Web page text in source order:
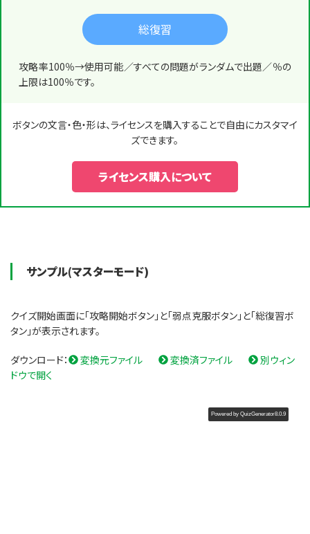
総復習
攻略率100％→使用可能／すべての問題がランダムで出題／％の
上限は100％です。
ボタンの文言・色・形は、ライセンスを購入することで自由にカスタマイ
ズできます。
ライセンス購入について
サンプル(マスターモード)
クイズ開始画面に「攻略開始ボタン」と「弱点克服ボタン」と「総復習ボ
タン」が表示されます。
ダウンロード： 変換元ファイル 変換済ファイル
別ウィン
ドウで開く